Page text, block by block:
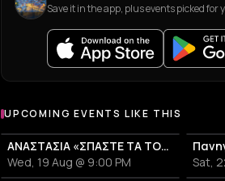
Save it in the app, plus events picked for
UPCOMING EVENTS LIKE THIS
ΑΝΑΣΤΑΣΙΑ «ΣΠΑΣΤΕ ΤΑ TOUR 2026»
Wed, 19 Aug @ 9:00 PM
Sat,